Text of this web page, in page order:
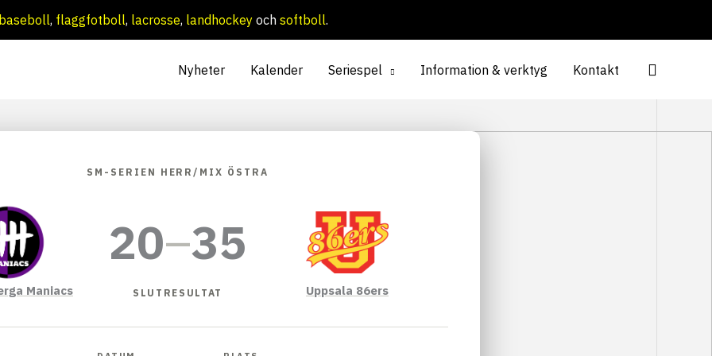
baseboll, flaggfotboll, lacrosse, landhockey och softboll.
Nyheter Kalender Seriespel Information & verktyg Kontakt
SM-SERIEN HERR/MIX ÖSTRA
Maniacs
20–35
SLUTRESULTAT Uppsala 86ers